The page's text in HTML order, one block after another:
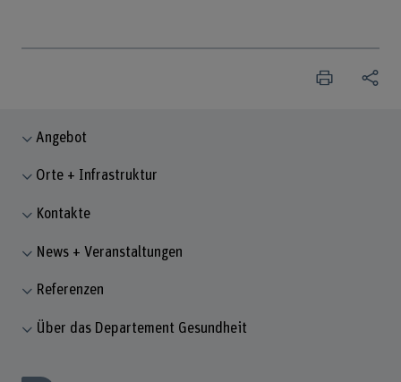
Angebot
Orte + Infrastruktur
Kontakte
News + Veranstaltungen
Referenzen
Über das Departement Gesundheit